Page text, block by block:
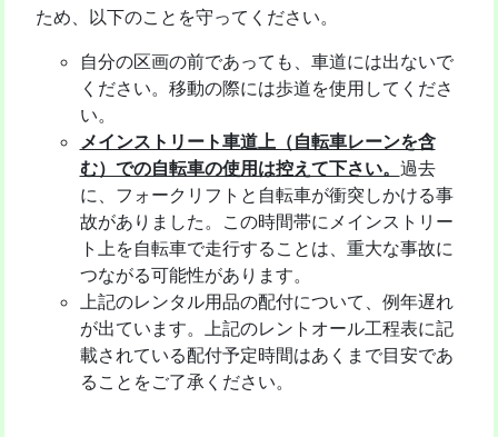
ため、以下のことを守ってください。
自分の区画の前であっても、車道には出ないで
ください。移動の際には歩道を使用してくださ
い。
メインストリート車道上（自転車レーンを含
む）での自転車の使用は控えて下さい。 過去
に、フォークリフトと自転車が衝突しかける事
故がありました。この時間帯にメインストリー
ト上を自転車で走行することは、重大な事故に
つながる可能性があります。
上記のレンタル用品の配付について、例年遅れ
が出ています。上記のレントオール工程表に記
載されている配付予定時間はあくまで目安であ
ることをご了承ください。